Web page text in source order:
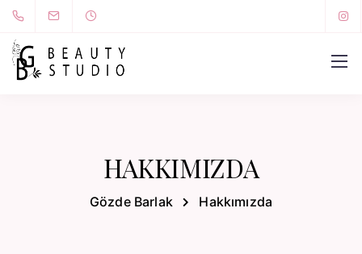
HAKKIMIZDA
Gözde Barlak Hakkımızda